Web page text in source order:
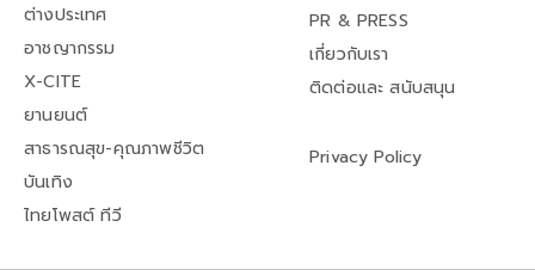
ต่างประเทศ
อาชญากรรม
X-CITE
ยานยนต์
สาธารณสุข-คุณภาพชีวิต
บันเทิง
ไทยโพสต์ ทีวี
PR & PRESS
เกี่ยวกับเรา
ติดต่อและ สนับสนุน
Privacy Policy